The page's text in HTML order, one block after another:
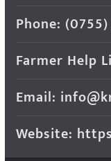
Phone:
Farmer Help
Email:
Website: